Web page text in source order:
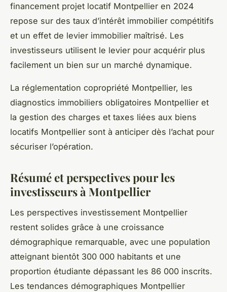
financement projet locatif Montpellier en 2024
repose sur des taux d’intérêt immobilier compétitifs
et un effet de levier immobilier maîtrisé. Les
investisseurs utilisent le levier pour acquérir plus
facilement un bien sur un marché dynamique.
La réglementation copropriété Montpellier, les
diagnostics immobiliers obligatoires Montpellier et
la gestion des charges et taxes liées aux biens
locatifs Montpellier sont à anticiper dès l’achat pour
sécuriser l’opération.
Résumé et perspectives pour les
investisseurs à Montpellier
Les perspectives investissement Montpellier
restent solides grâce à une croissance
démographique remarquable, avec une population
atteignant bientôt 300 000 habitants et une
proportion étudiante dépassant les 86 000 inscrits.
Les tendances démographiques Montpellier